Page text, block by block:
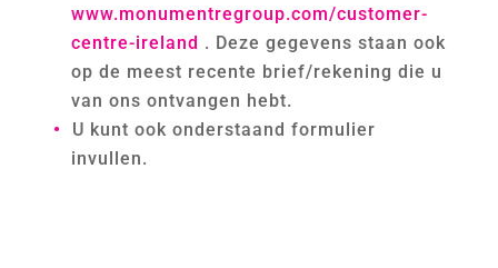
www.monumentregroup.com/customer-
centre-ireland . Deze gegevens staan ook
op de meest recente brief/rekening die u
van ons ontvangen hebt.
U kunt ook onderstaand formulier
invullen.